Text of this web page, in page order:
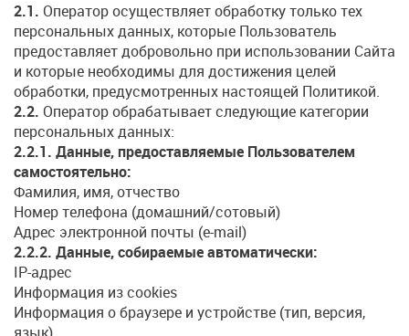
2.1. Оператор осуществляет обработку только тех
персональных данных, которые Пользователь
предоставляет добровольно при использовании Сайта
и которые необходимы для достижения целей
обработки, предусмотренных настоящей Политикой.
2.2. Оператор обрабатывает следующие категории
персональных данных:
2.2.1. Данные, предоставляемые Пользователем
самостоятельно:
Фамилия, имя, отчество
Номер телефона (домашний/сотовый)
Адрес электронной почты (e-mail)
2.2.2. Данные, собираемые автоматически:
IP-адрес
Информация из cookies
Информация о браузере и устройстве (тип, версия,